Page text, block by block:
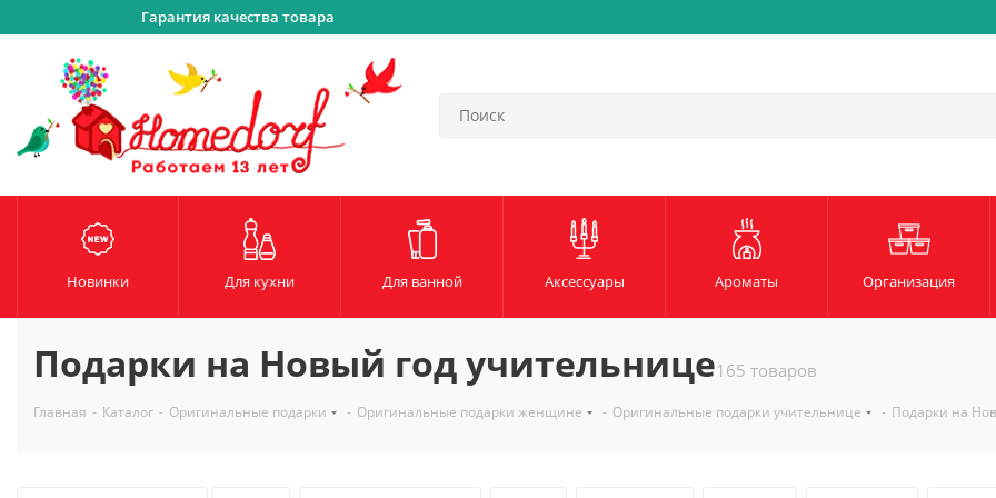
Гарантия качества товара
Новинки Для кухни Для ванной Аксессуары Ароматы Организация
Подарки на Новый год учительнице165 товаров
Главная - Каталог - Оригинальные подарки - Оригинальные подарки женщине - Оригинальные подарки учительнице - Подарки на